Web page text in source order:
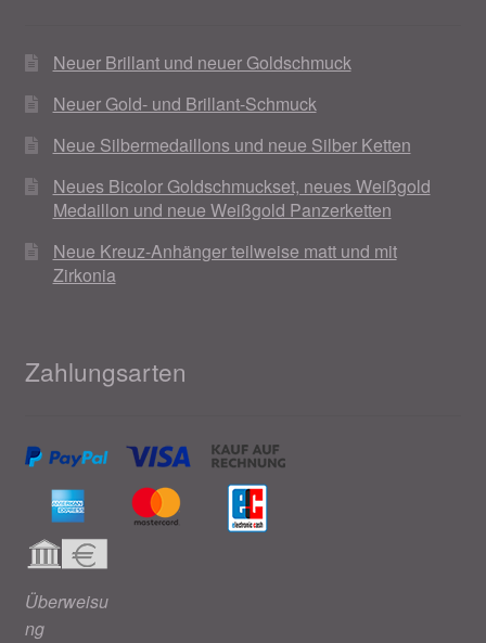
Neuer Brillant und neuer Goldschmuck
Neuer Gold- und Brillant-Schmuck
Neue Silbermedaillons und neue Silber Ketten
Neues Bicolor Goldschmuckset, neues Weißgold
Medaillon und neue Weißgold Panzerketten
Neue Kreuz-Anhänger teilweise matt und mit
Zirkonia
Zahlungsarten
Überweisu
ng